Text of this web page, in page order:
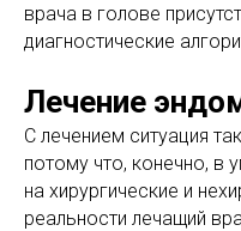
врача в голове
диагностические
Лечение
С лечением ситуация
потому что, конечно, в
на хирургические и
реальности лечащий